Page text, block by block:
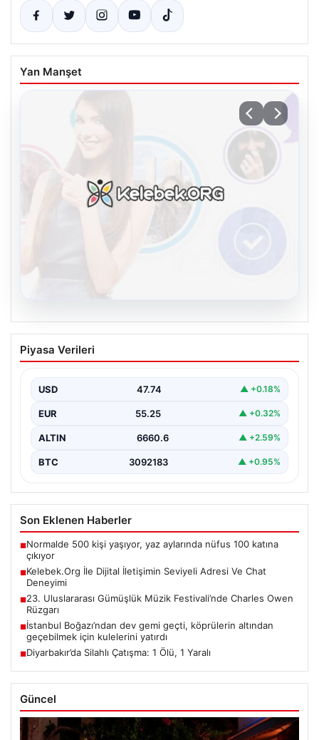
Yan Manşet
Kelebek.Org İle Dijital İletişimin Seviyeli
Adresi Ve Chat Deneyimi
iletişim oluşturması büyük bir hassasiyet taşımaktadır.
Günümüzde birçok…
Piyasa Verileri
USD 47.74 ▲ +0.18%
EUR 55.25 ▲ +0.32%
ALTIN 6660.6 ▲ +2.59%
BTC 3092183 ▲ +0.95%
Son Eklenen Haberler
■Normalde 500 kişi yaşıyor, yaz aylarında nüfus 100 katına
çıkıyor
■Kelebek.Org İle Dijital İletişimin Seviyeli Adresi Ve Chat
Deneyimi
■23. Uluslararası Gümüşlük Müzik Festivali’nde Charles Owen
Rüzgarı
■İstanbul Boğazı’ndan dev gemi geçti, köprülerin altından
geçebilmek için kulelerini yatırdı
■Diyarbakır’da Silahlı Çatışma: 1 Ölü, 1 Yaralı
Güncel